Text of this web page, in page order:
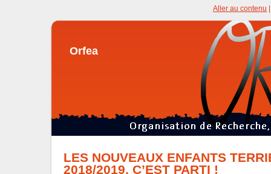
Orfea
Aller au contenu
LES NOUVEAUX ENFANTS
2018/2019, C’EST PARTI !